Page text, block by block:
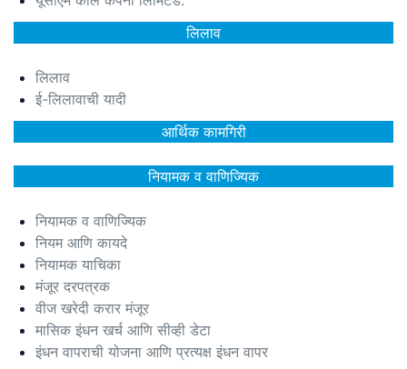
लिलाव
लिलाव
ई-लिलावाची यादी
आर्थिक कामगिरी
नियामक व वाणिज्यिक
नियामक व वाणिज्यिक
नियम आणि कायदे
नियामक याचिका
मंजूर दरपत्रक
वीज खरेदी करार मंजूर
मासिक इंधन खर्च आणि सीव्ही डेटा
इंधन वापराची योजना आणि प्रत्यक्ष इंधन वापर